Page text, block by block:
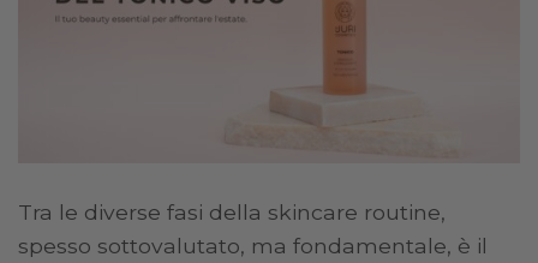
Tra le diverse fasi della skincare routine,
spesso sottovalutato, ma fondamentale, è il